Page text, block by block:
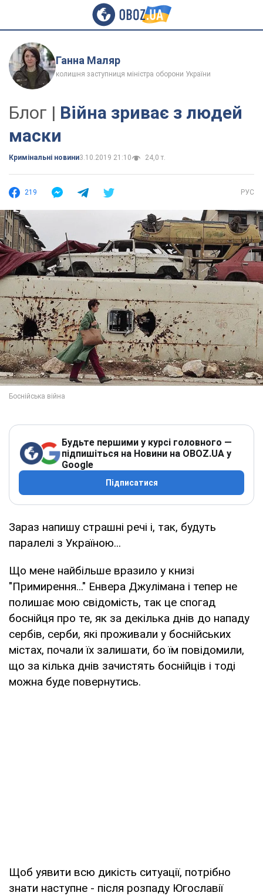
Ганна Маляр
колишня заступниця міністра оборони України
Блог | Війна зриває з людей
маски
Кримінальні новини3.10.2019 21:10 24,0 т.
219 РУС
Будьте першими у курсі головного —
підпишіться на Новини на OBOZ.UA у
Google
Підписатися
Зараз напишу страшні речі і, так, будуть
паралелі з Україною...
Що мене найбільше вразило у книзі
"Примирення..." Енвера Джулімана і тепер не
полишає мою свідомість, так це спогад
боснійця про те, як за декілька днів до нападу
сербів, серби, які проживали у боснійських
містах, почали їх залишати, бо їм повідомили,
що за кілька днів зачистять боснійців і тоді
можна буде повернутись.
Щоб уявити всю дикість ситуації, потрібно
знати наступне - після розпаду Югославії